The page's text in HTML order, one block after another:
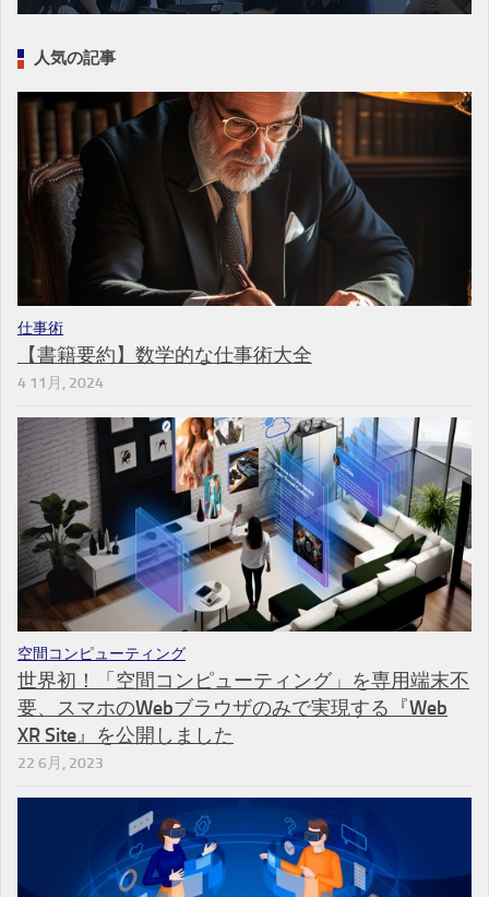
人気の記事
仕事術
【書籍要約】数学的な仕事術大全
4 11月, 2024
空間コンピューティング
世界初！「空間コンピューティング」を専用端末不
要、スマホのWebブラウザのみで実現する『Web
XR Site』を公開しました
22 6月, 2023